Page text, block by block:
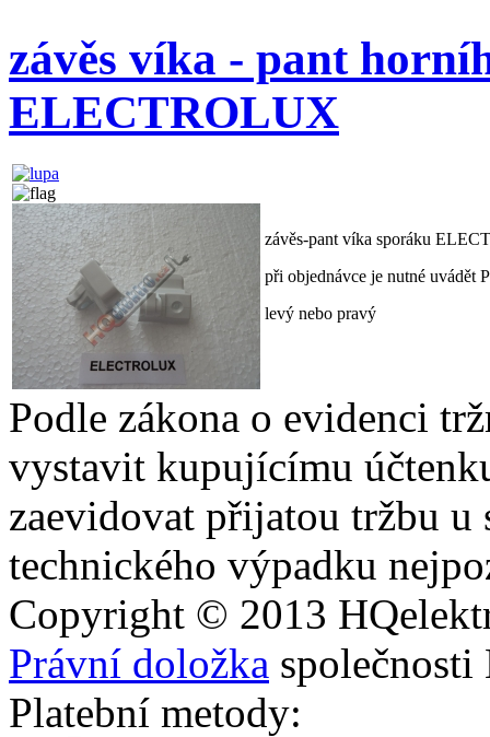
závěs víka - pant
ELECTROLUX
závěs-pant víka sporáku
při objednávce je nutné uvádět
levý nebo pravý
Podle zákona o evidenci
vystavit kupujícímu
zaevidovat přijatou tržbu u
technického výpadku
Copyright © 2013 HQ
Právní doložka
Platební metody: